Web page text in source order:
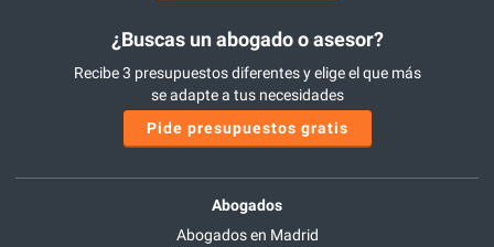
¿Buscas un abogado o asesor?
Recibe 3 presupuestos diferentes y elige el que más
se adapte a tus necesidades
Pide presupuestos gratis
Abogados
Abogados en Madrid